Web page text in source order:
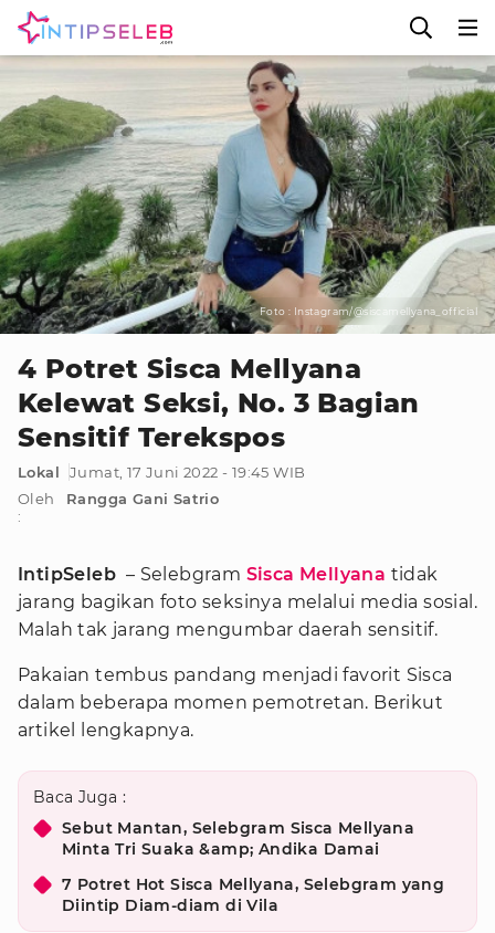
Foto : Instagram/@siscamellyana_official
4 Potret Sisca Mellyana
Kelewat Seksi, No. 3 Bagian
Sensitif Terekspos
Lokal
Jumat, 17 Juni 2022 - 19:45 WIB
Oleh
:
Rangga Gani Satrio
IntipSeleb – Selebgram Sisca Mellyana tidak
jarang bagikan foto seksinya melalui media sosial.
Malah tak jarang mengumbar daerah sensitif.
Pakaian tembus pandang menjadi favorit Sisca
dalam beberapa momen pemotretan. Berikut
artikel lengkapnya.
Baca Juga :
Sebut Mantan, Selebgram Sisca Mellyana
Minta Tri Suaka &amp; Andika Damai
7 Potret Hot Sisca Mellyana, Selebgram yang
Diintip Diam-diam di Vila